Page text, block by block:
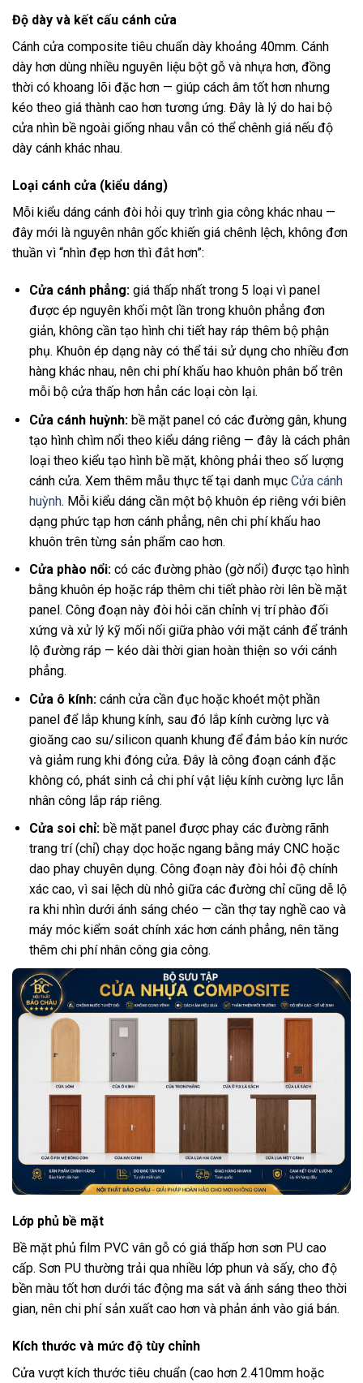
Độ dày và kết cấu cánh cửa
Cánh cửa composite tiêu chuẩn dày khoảng 40mm. Cánh
dày hơn dùng nhiều nguyên liệu bột gỗ và nhựa hơn, đồng
thời có khoang lõi đặc hơn — giúp cách âm tốt hơn nhưng
kéo theo giá thành cao hơn tương ứng. Đây là lý do hai bộ
cửa nhìn bề ngoài giống nhau vẫn có thể chênh giá nếu độ
dày cánh khác nhau.
Loại cánh cửa (kiểu dáng)
Mỗi kiểu dáng cánh đòi hỏi quy trình gia công khác nhau —
đây mới là nguyên nhân gốc khiến giá chênh lệch, không đơn
thuần vì “nhìn đẹp hơn thì đắt hơn”:
Cửa cánh phẳng:giá thấp nhất trong 5 loại vì panel
được ép nguyên khối một lần trong khuôn phẳng đơn
giản, không cần tạo hình chi tiết hay ráp thêm bộ phận
phụ. Khuôn ép dạng này có thể tái sử dụng cho nhiều đơn
hàng khác nhau, nên chi phí khấu hao khuôn phân bổ trên
mỗi bộ cửa thấp hơn hẳn các loại còn lại.
Cửa cánh huỳnh:bề mặt panel có các đường gân, khung
tạo hình chìm nổi theo kiểu dáng riêng — đây là cách phân
loại theo kiểu tạo hình bề mặt, không phải theo số lượng
cánh cửa. Xem thêm mẫu thực tế tại danh mục Cửa cánh
huỳnh. Mỗi kiểu dáng cần một bộ khuôn ép riêng với biên
dạng phức tạp hơn cánh phẳng, nên chi phí khấu hao
khuôn trên từng sản phẩm cao hơn.
Cửa phào nổi:có các đường phào (gờ nổi) được tạo hình
bằng khuôn ép hoặc ráp thêm chi tiết phào rời lên bề mặt
panel. Công đoạn này đòi hỏi căn chỉnh vị trí phào đối
xứng và xử lý kỹ mối nối giữa phào với mặt cánh để tránh
lộ đường ráp — kéo dài thời gian hoàn thiện so với cánh
phẳng.
Cửa ô kính:cánh cửa cần đục hoặc khoét một phần
panel để lắp khung kính, sau đó lắp kính cường lực và
gioăng cao su/silicon quanh khung để đảm bảo kín nước
và giảm rung khi đóng cửa. Đây là công đoạn cánh đặc
không có, phát sinh cả chi phí vật liệu kính cường lực lẫn
nhân công lắp ráp riêng.
Cửa soi chỉ:bề mặt panel được phay các đường rãnh
trang trí (chỉ) chạy dọc hoặc ngang bằng máy CNC hoặc
dao phay chuyên dụng. Công đoạn này đòi hỏi độ chính
xác cao, vì sai lệch dù nhỏ giữa các đường chỉ cũng dễ lộ
ra khi nhìn dưới ánh sáng chéo — cần thợ tay nghề cao và
máy móc kiểm soát chính xác hơn cánh phẳng, nên tăng
thêm chi phí nhân công gia công.
Lớp phủ bề mặt
Bề mặt phủ film PVC vân gỗ có giá thấp hơn sơn PU cao
cấp. Sơn PU thường trải qua nhiều lớp phun và sấy, cho độ
bền màu tốt hơn dưới tác động ma sát và ánh sáng theo thời
gian, nên chi phí sản xuất cao hơn và phản ánh vào giá bán.
Kích thước và mức độ tùy chỉnh
Cửa vượt kích thước tiêu chuẩn (cao hơn 2.410mm hoặc